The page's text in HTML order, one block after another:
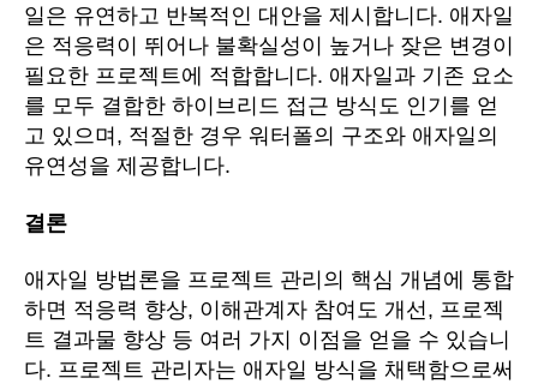
일은 유연하고 반복적인 대안을 제시합니다. 애자일
은 적응력이 뛰어나 불확실성이 높거나 잦은 변경이
필요한 프로젝트에 적합합니다. 애자일과 기존 요소
를 모두 결합한 하이브리드 접근 방식도 인기를 얻
고 있으며, 적절한 경우 워터폴의 구조와 애자일의
유연성을 제공합니다.
결론
애자일 방법론을 프로젝트 관리의 핵심 개념에 통합
하면 적응력 향상, 이해관계자 참여도 개선, 프로젝
트 결과물 향상 등 여러 가지 이점을 얻을 수 있습니
다. 프로젝트 관리자는 애자일 방식을 채택함으로써